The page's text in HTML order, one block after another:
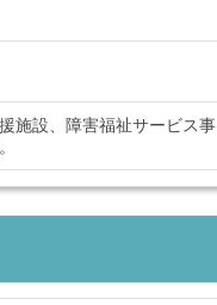
施設、障害福祉サービス事